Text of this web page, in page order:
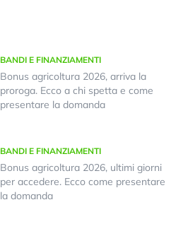
BANDI E FINANZIAMENTI
Bonus agricoltura 2026, arriva la
proroga. Ecco a chi spetta e come
presentare la domanda
BANDI E FINANZIAMENTI
Bonus agricoltura 2026, ultimi giorni
per accedere. Ecco come presentare
la domanda